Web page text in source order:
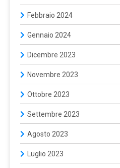
Febbraio 2024
Gennaio 2024
Dicembre 2023
Novembre 2023
Ottobre 2023
Settembre 2023
Agosto 2023
Luglio 2023